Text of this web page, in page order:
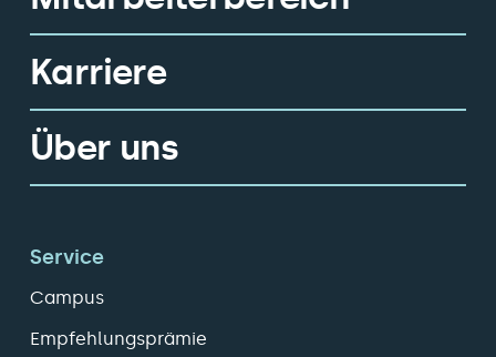
Karriere
Über uns
Service
Campus
Empfehlungsprämie